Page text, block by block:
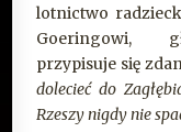
lotnictwo
Goeringowi,
przypisuje się
dolecieć do
Rzeszy nigdy nie